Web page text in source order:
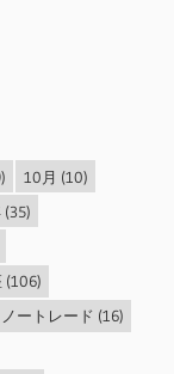
10月 (10)
(35)
(106)
ノートレード (16)